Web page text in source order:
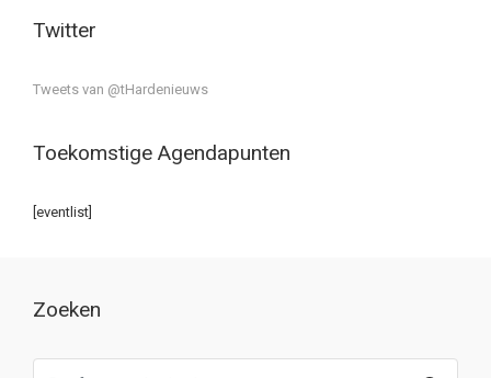
Twitter
Tweets van @tHardenieuws
Toekomstige Agendapunten
[eventlist]
Zoeken